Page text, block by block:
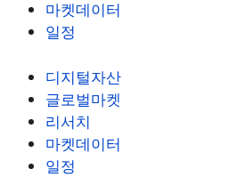
마켓데이터
일정
디지털자산
글로벌마켓
리서치
마켓데이터
일정